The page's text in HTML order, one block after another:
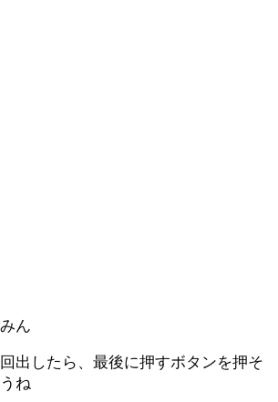
みん
回出したら、最後に押すボタンを押そ
うね